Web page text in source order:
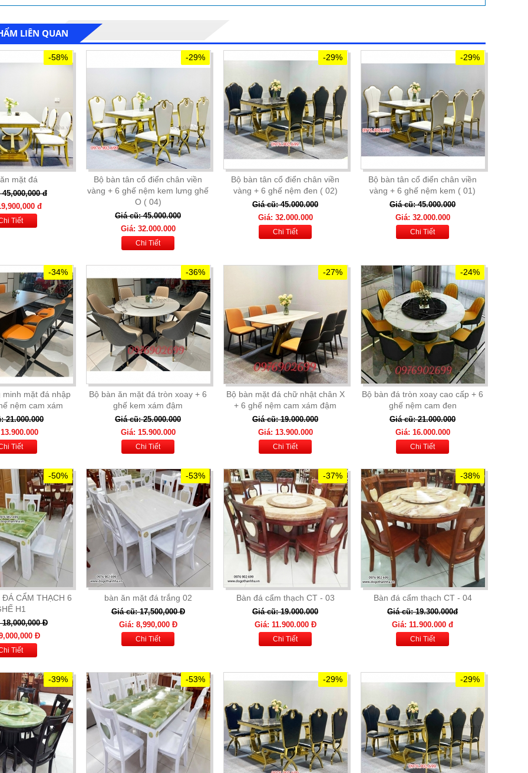
LIÊN QUAN
-58%
mặt đá
đ
đ
Tiết
-29%
Bộ bàn tân cổ điển chân viền
vàng + 6 ghế nệm kem lưng ghế
O ( 04)
Giá cũ: 45.000.000
Giá: 32.000.000
Chi Tiết
-29%
Bộ bàn tân cổ điển chân viền
vàng + 6 ghế nệm đen ( 02)
Giá cũ: 45.000.000
Giá: 32.000.000
Chi Tiết
-29%
Bộ bàn tân cổ điển chân viền
vàng + 6 ghế nệm kem ( 01)
Giá cũ: 45.000.000
Giá: 32.000.000
Chi Tiết
-34%
minh mặt đá nhập
nệm cam xám
21.000.000
Tiết
-36%
Bộ bàn ăn mặt đá tròn xoay + 6
ghế kem xám đậm
Giá cũ: 25.000.000
Giá: 15.900.000
Chi Tiết
-27%
Bộ bàn mặt đá chữ nhật chân X
+ 6 ghế nệm cam xám đậm
Giá cũ: 19.000.000
Giá: 13.900.000
Chi Tiết
-24%
Bộ bàn đá tròn xoay cao cấp + 6
ghế nệm cam đen
Giá cũ: 21.000.000
Giá: 16.000.000
Chi Tiết
-50%
ĐÁ CẨM THẠCH 6
H1
Đ
Đ
Tiết
-53%
bàn ăn mặt đá trắng 02
Giá cũ: 17,500,000 Đ
Giá: 8,990,000 Đ
Chi Tiết
-37%
Bàn đá cẩm thạch CT - 03
Giá cũ: 19.000.000
Giá: 11.900.000 Đ
Chi Tiết
-38%
Bàn đá cẩm thạch CT - 04
Giá cũ: 19.300.000đ
Giá: 11.900.000 đ
Chi Tiết
-39% -53% -29% -29%